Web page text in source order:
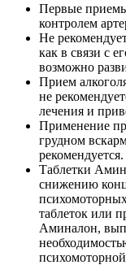
Первые
контролем
Не
как в связи с
возможно
Прием
не
лечения и
Применение
грудном
рекомендуется.
Таблетки
снижению
таблеток или
Аминалон,